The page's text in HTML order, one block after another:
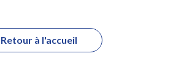
Retour à l'accueil